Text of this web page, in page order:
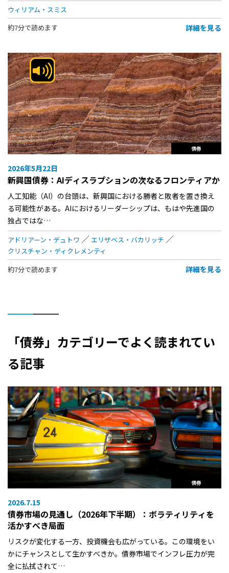
ウィリアム・スミス
約7分で読めます
詳細を見る
債券
2026年5月22日
新興国債券：AIディスラプションの次なるフロンティアか
人工知能（AI）の台頭は、新興国における勝者と敗者を置き換え
る可能性がある。AIにおけるリーダーシップは、もはや先進国の
独占ではな…
アドリアーン・デュトワ
エリザベス・バカリッチ
クリスチャン・ディクレメンティ
約7分で読めます
詳細を見る
「債券」カテゴリーでよく読まれてい
る記事
債券
2026.7.15
債券市場の見通し（2026年下半期）：ボラティリティを
活かすべき局面
リスクが変化する一方、投資機会も広がっている。この環境をい
かにチャンスとして生かすべきか。債券市場でインフレ圧力が完
全に払拭されて…